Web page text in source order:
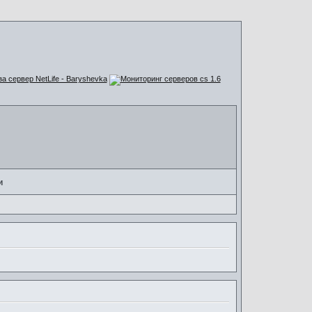
сервер NetLife - Baryshevka